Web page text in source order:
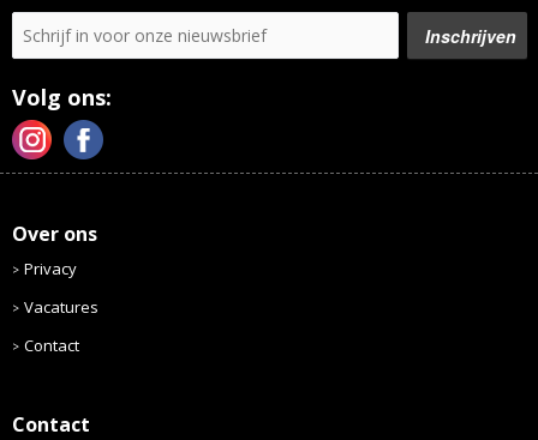
Volg ons:
Over ons
Privacy
Vacatures
Contact
Contact